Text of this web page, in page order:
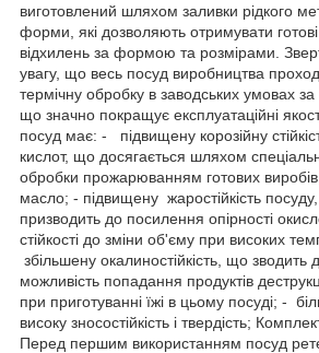
виготовлений шляхом заливки рідкого
форми, які дозволяють отримувати
відхилень за формою та розмірами.
увагу, що весь посуд виробництва
термічну обробку в заводських умовах
що значно покращує експлуатаційні
посуд має: - підвищену корозійну
кислот, що досягається шляхом
обробки прожарюванням готових
масло; - підвищену жаростійкість
призводить до посилення опірності
стійкості до зміни об'єму при високих
збільшену окалиностійкість, що зводить
можливість попадання продуктів
при приготуванні їжі в цьому посуді; -
високу зносостійкість і твердість;
Перед першим використанням посуд